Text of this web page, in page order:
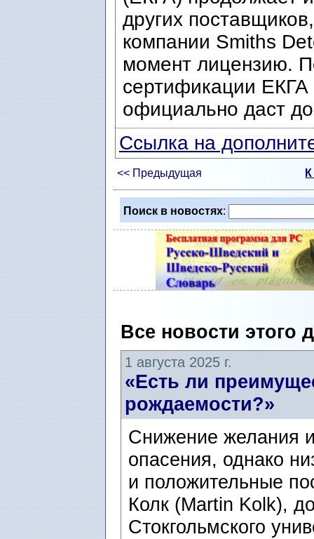
других
компании Smiths
момент лицензию.
сертификации ЕКГА
официально даст
Ссылка на
<< Предыдущая
Поиск в новостях:
Все новости этого
1 августа 2025 г.
«Есть ли
рождаемости?»
Снижение желания
опасения, однако
и положительные
Колк (Martin Kolk),
Стокгольмского